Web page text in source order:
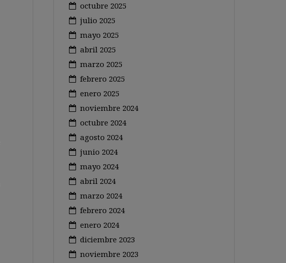
octubre 2025
julio 2025
mayo 2025
abril 2025
marzo 2025
febrero 2025
enero 2025
noviembre 2024
octubre 2024
agosto 2024
junio 2024
mayo 2024
abril 2024
marzo 2024
febrero 2024
enero 2024
diciembre 2023
noviembre 2023